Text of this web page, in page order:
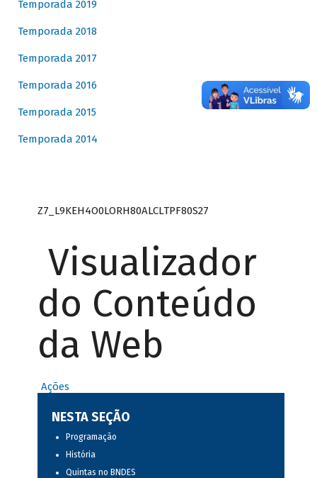
Temporada 2019
Temporada 2018
Temporada 2017
Temporada 2016
Temporada 2015
Temporada 2014
Z7_L9KEH4O0LORH80ALCLTPF80S27
Visualizador
do Conteúdo
da Web
Ações
NESTA SEÇÃO
Programação
História
Quintas no BNDES